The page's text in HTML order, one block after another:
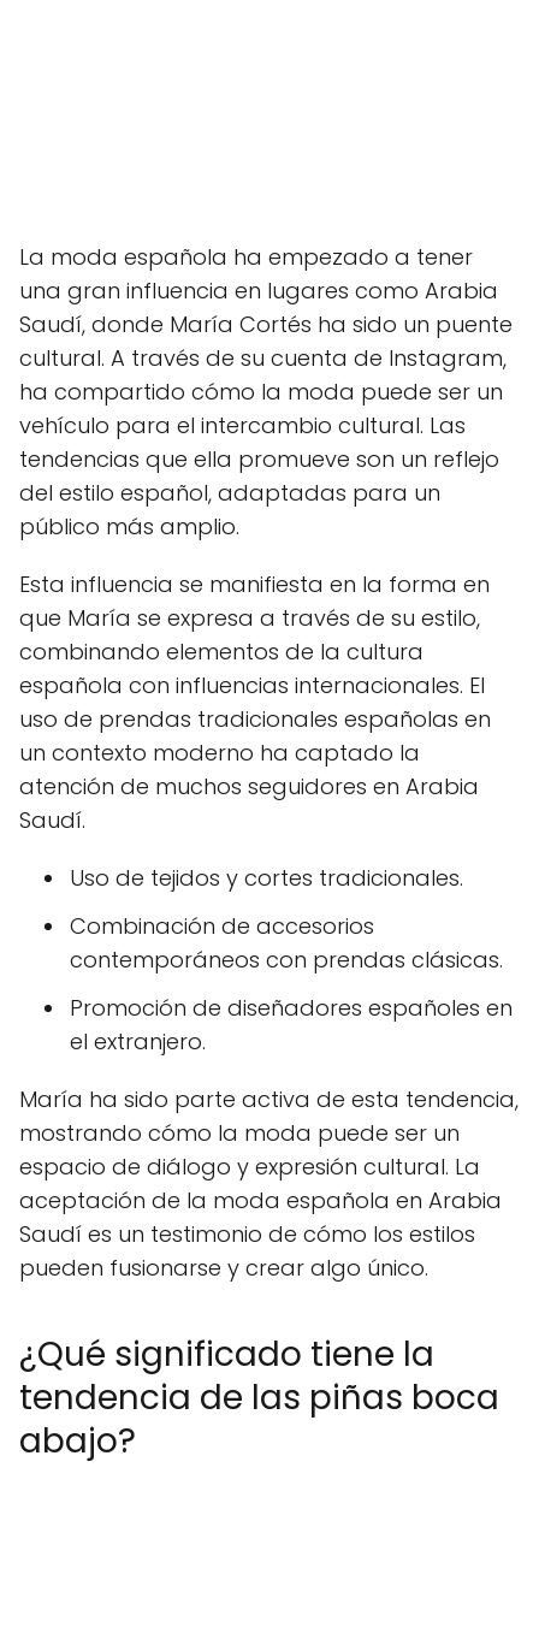
La moda española ha empezado a tener
una gran influencia en lugares como Arabia
Saudí, donde María Cortés ha sido un puente
cultural. A través de su cuenta de Instagram,
ha compartido cómo la moda puede ser un
vehículo para el intercambio cultural. Las
tendencias que ella promueve son un reflejo
del estilo español, adaptadas para un
público más amplio.
Esta influencia se manifiesta en la forma en
que María se expresa a través de su estilo,
combinando elementos de la cultura
española con influencias internacionales. El
uso de prendas tradicionales españolas en
un contexto moderno ha captado la
atención de muchos seguidores en Arabia
Saudí.
Uso de tejidos y cortes tradicionales.
Combinación de accesorios
contemporáneos con prendas clásicas.
Promoción de diseñadores españoles en
el extranjero.
María ha sido parte activa de esta tendencia,
mostrando cómo la moda puede ser un
espacio de diálogo y expresión cultural. La
aceptación de la moda española en Arabia
Saudí es un testimonio de cómo los estilos
pueden fusionarse y crear algo único.
¿Qué significado tiene la
tendencia de las piñas boca
abajo?